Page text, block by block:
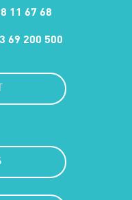
11 67 68
69 200 500